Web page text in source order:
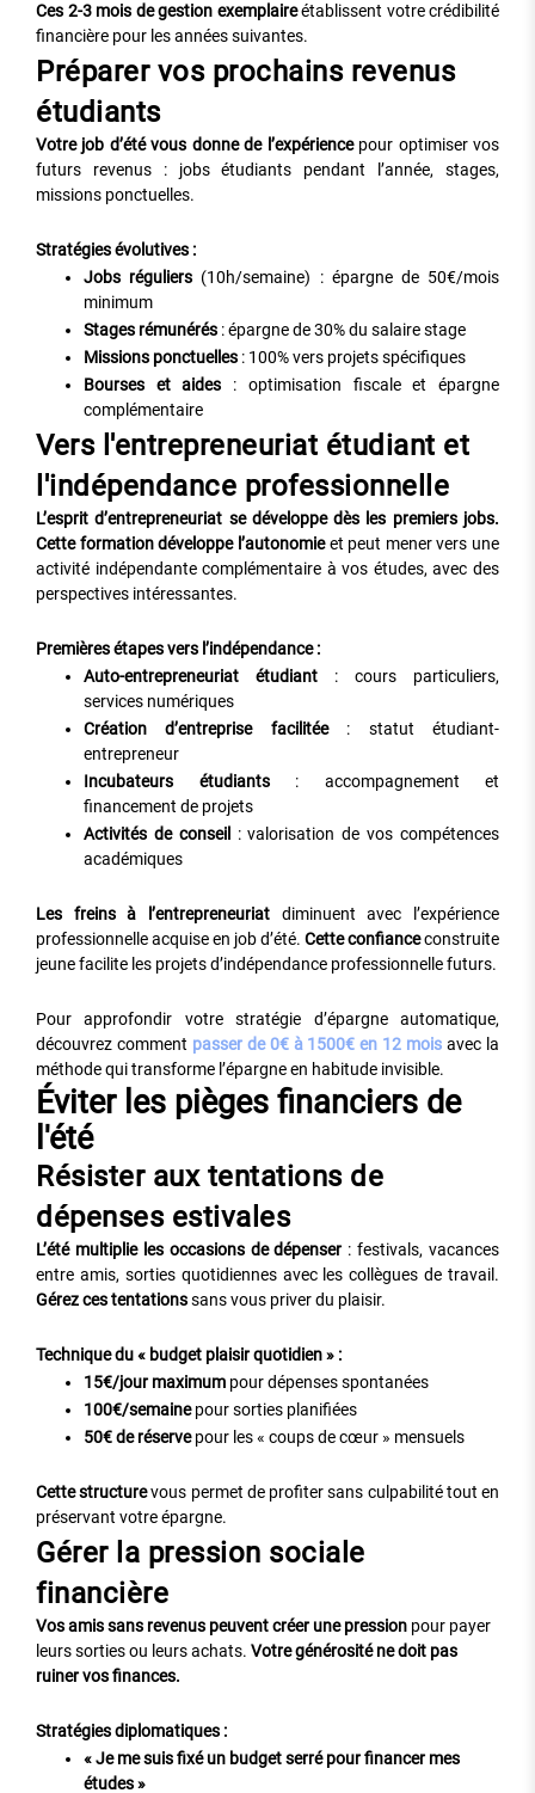
Ces 2-3 mois de gestion exemplaireétablissent votre crédibilité
financière pour les années suivantes.
Préparer vos prochains revenus
étudiants
Votre job d’été vous donne de l’expériencepour optimiser vos
futurs revenus : jobs étudiants pendant l’année, stages,
missions ponctuelles.
Stratégies évolutives :
Jobs réguliers (10h/semaine) : épargne de 50€/mois
minimum
Stages rémunérés : épargne de 30% du salaire stage
Missions ponctuelles : 100% vers projets spécifiques
Bourses et aides : optimisation fiscale et épargne
complémentaire
Vers l'entrepreneuriat étudiant et
l'indépendance professionnelle
L’esprit d’entrepreneuriat se développe dès les premiers jobs.
Cette formation développe l’autonomieet peut mener vers une
activité indépendante complémentaire à vos études, avec des
perspectives intéressantes.
Premières étapes vers l’indépendance :
Auto-entrepreneuriat étudiant : cours particuliers,
services numériques
Création d’entreprise facilitée: statut étudiant-
entrepreneur
Incubateurs étudiants: accompagnement et
financement de projets
Activités de conseil
: valorisation de vos compétences
académiques
Les freins à l’entrepreneuriat diminuent avec l’expérience
professionnelle acquise en job d’été. Cette confianceconstruite
jeune facilite les projets d’indépendance professionnelle futurs.
Pour approfondir votre stratégie d’épargne automatique,
découvrez comment passer de 0€ à 1500€ en 12 mois avec la
méthode qui transforme l’épargne en habitude invisible.
Éviter les pièges financiers de
l'été
Résister aux tentations de
dépenses estivales
L’été multiplie les occasions de dépenser: festivals, vacances
entre amis, sorties quotidiennes avec les collègues de travail.
Gérez ces tentationssans vous priver du plaisir.
Technique du « budget plaisir quotidien » :
15€/jour maximum pour dépenses spontanées
100€/semainepour sorties planifiées
50€ de réservepour les « coups de cœur » mensuels
Cette structurevous permet de profiter sans culpabilité tout en
préservant votre épargne.
Gérer la pression sociale
financière
Vos amis sans revenus peuvent créer une pression pour payer
leurs sorties ou leurs achats. Votre générosité ne doit pas
ruiner vos finances.
Stratégies diplomatiques :
« Je me suis fixé un budget serré pour financer mes
études »